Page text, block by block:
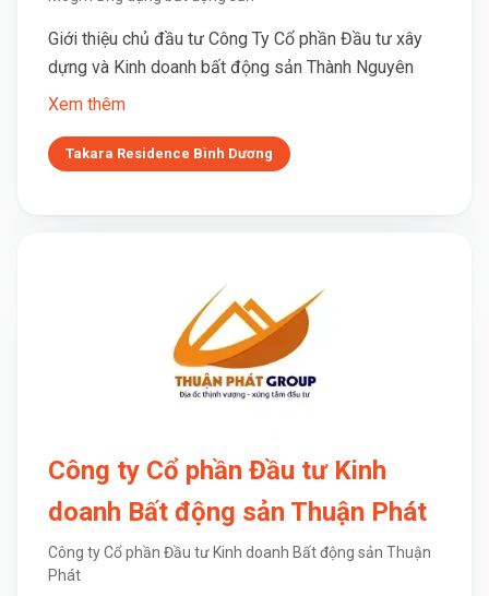
Giới thiệu chủ đầu tư Công Ty Cổ phần Đầu tư xây
dựng và Kinh doanh bất động sản Thành Nguyên
Xem thêm
Takara Residence Bình Dương
Công ty Cổ phần Đầu tư Kinh
doanh Bất động sản Thuận Phát
Công ty Cổ phần Đầu tư Kinh doanh Bất động sản Thuận
Phát